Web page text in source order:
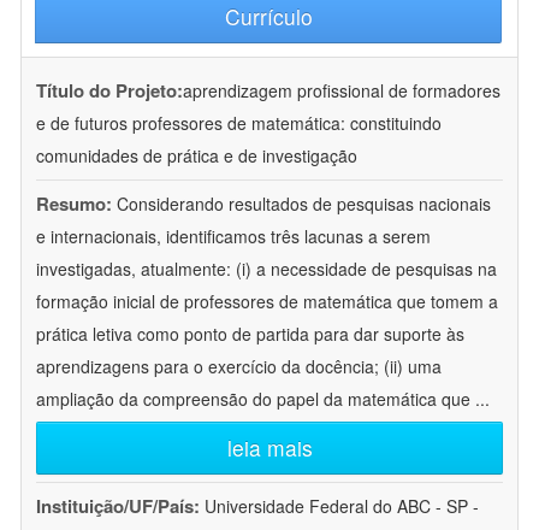
Currículo
Título do Projeto:aprendizagem profissional de formadores
e de futuros professores de matemática: constituindo
comunidades de prática e de investigação
Resumo: Considerando resultados de pesquisas nacionais
e internacionais, identificamos três lacunas a serem
investigadas, atualmente: (i) a necessidade de pesquisas na
formação inicial de professores de matemática que tomem a
prática letiva como ponto de partida para dar suporte às
aprendizagens para o exercício da docência; (ii) uma
ampliação da compreensão do papel da matemática que ...
leia mais
Instituição/UF/País: Universidade Federal do ABC - SP -